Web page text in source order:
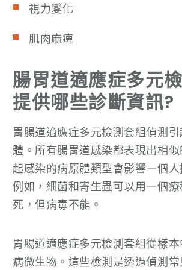
視力變化
肌肉麻痺
腸胃道適應症多元
提供哪些診斷資訊?
胃腸道適應症多元檢測套組偵測
體。所有腸胃道感染都表現出相
起感染的病原體類型會影響一個人
例如，細菌和寄生蟲可以用一個
死，但病毒不能。
胃腸道適應症多元檢測套組從樣
病微生物。這些檢測是透過偵測